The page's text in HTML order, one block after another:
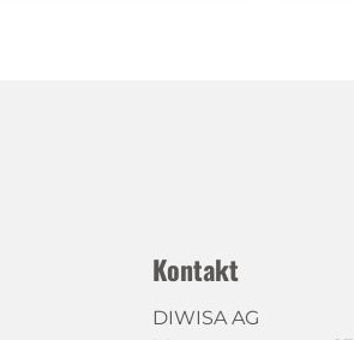
Kontakt
DIWISA AG